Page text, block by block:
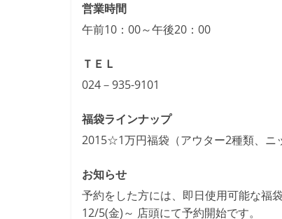
営業時間
午前10：00～午後20：00
ＴＥＬ
024－935-9101
福袋ラインナップ
2015☆1万円福袋（アウター2種類、ニ
お知らせ
予約をした方には、即日使用可能な福
12/5(金)～ 店頭にて予約開始です。